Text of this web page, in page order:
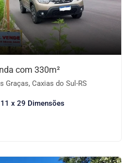
com 330m²
Graças, Caxias do Sul-RS
11 x 29 Dimensões